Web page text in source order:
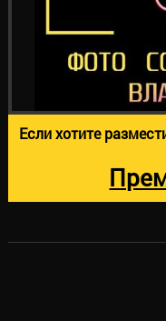
Если хотите